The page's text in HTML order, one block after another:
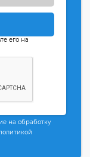
его на
на обработку